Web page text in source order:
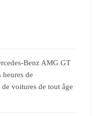
Benz AMG GT
de
voitures de tout âge